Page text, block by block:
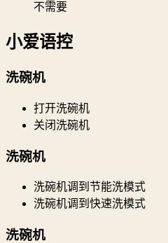
不需要
小爱语控
洗碗机
打开洗碗机
关闭洗碗机
洗碗机
洗碗机调到节能洗模式
洗碗机调到快速洗模式
洗碗机